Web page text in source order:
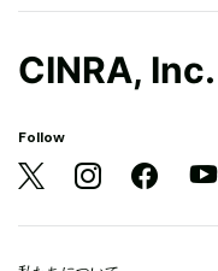
CINRA, Inc.
Follow